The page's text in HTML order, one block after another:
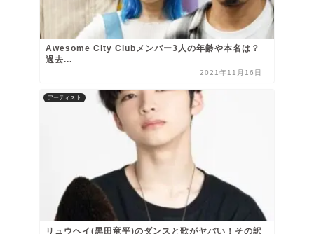
Awesome City Clubメンバー3人の年齢や本名は？
過去...
2021年11月16日
アーティスト
リュウヘイ(黒田竜平)のダンスと歌がヤバい！その訳